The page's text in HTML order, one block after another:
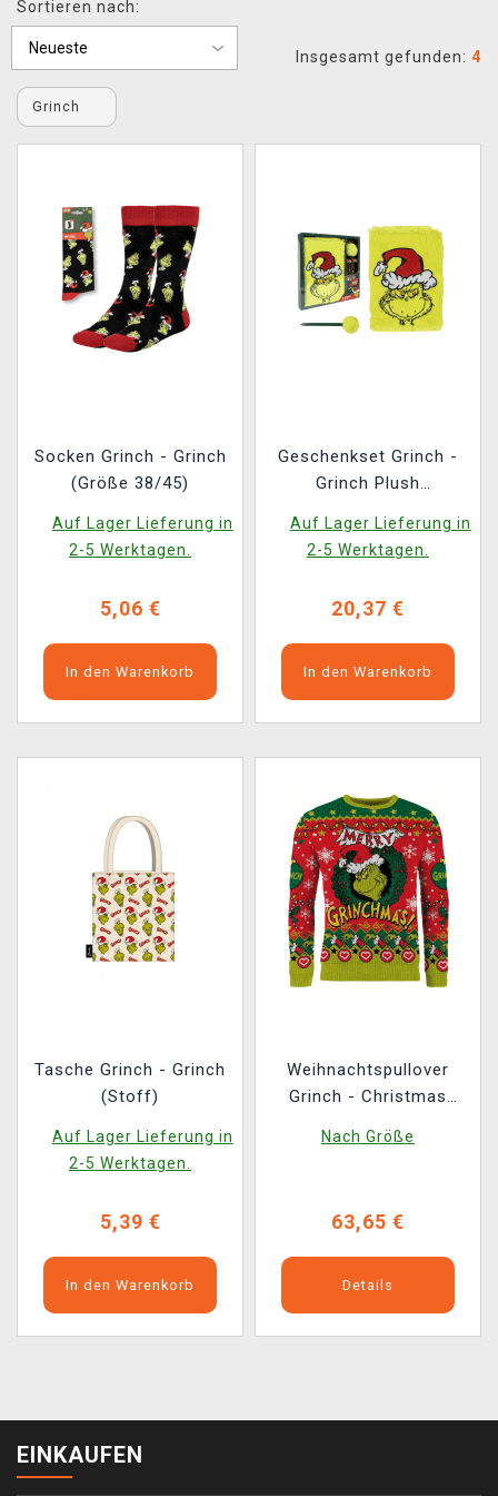
XZONE CLUB
Sortieren nach:
Insgesamt gefunden: 4
Grinch
Socken Grinch - Grinch
(Größe 38/45)
Auf Lager Lieferung in
2-5 Werktagen.
5,06 €
In den Warenkorb
Geschenkset Grinch -
Grinch Plush
Auf Lager Lieferung in
2-5 Werktagen.
20,37 €
In den Warenkorb
Tasche Grinch - Grinch
(Stoff)
Auf Lager Lieferung in
2-5 Werktagen.
5,39 €
In den Warenkorb
Weihnachtspullover
Grinch - Christmas
Nach Größe
63,65 €
Details
EINKAUFEN